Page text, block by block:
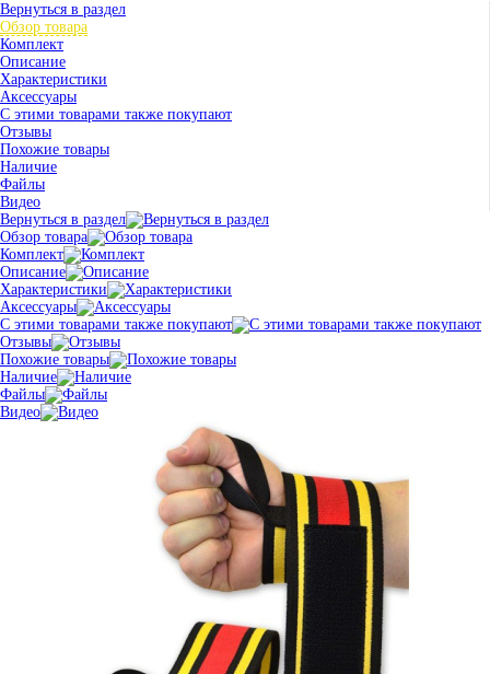
Вернуться в раздел
Обзор товара
Комплект
Описание
Характеристики
Аксессуары
С этими товарами также покупают
Отзывы
Похожие товары
Наличие
Файлы
Видео
Вернуться в раздел
Обзор товара
Комплект
Описание
Характеристики
Аксессуары
С этими товарами также покупают
Отзывы
Похожие товары
Наличие
Файлы
Видео